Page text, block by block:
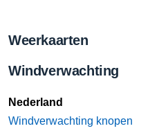
Weerkaarten
Windverwachting
Nederland
Windverwachting knopen